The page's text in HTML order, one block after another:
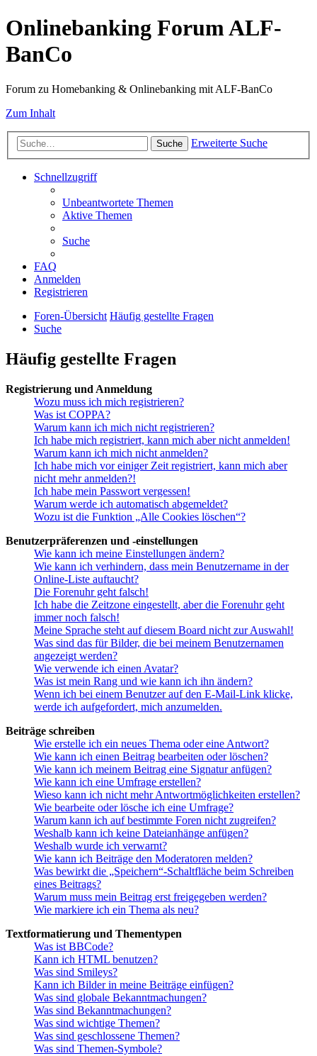
Onlinebanking Forum ALF-
BanCo
Forum zu Homebanking & Onlinebanking mit ALF-BanCo
Zum Inhalt
Suche Erweiterte Suche
Schnellzugriff
Unbeantwortete Themen
Aktive Themen
Suche
FAQ
Anmelden
Registrieren
Foren-Übersicht Häufig gestellte Fragen
Suche
Häufig gestellte Fragen
Registrierung und Anmeldung
Wozu muss ich mich registrieren?
Was ist COPPA?
Warum kann ich mich nicht registrieren?
Ich habe mich registriert, kann mich aber nicht anmelden!
Warum kann ich mich nicht anmelden?
Ich habe mich vor einiger Zeit registriert, kann mich aber
nicht mehr anmelden?!
Ich habe mein Passwort vergessen!
Warum werde ich automatisch abgemeldet?
Wozu ist die Funktion „Alle Cookies löschen“?
Benutzerpräferenzen und -einstellungen
Wie kann ich meine Einstellungen ändern?
Wie kann ich verhindern, dass mein Benutzername in der
Online-Liste auftaucht?
Die Forenuhr geht falsch!
Ich habe die Zeitzone eingestellt, aber die Forenuhr geht
immer noch falsch!
Meine Sprache steht auf diesem Board nicht zur Auswahl!
Was sind das für Bilder, die bei meinem Benutzernamen
angezeigt werden?
Wie verwende ich einen Avatar?
Was ist mein Rang und wie kann ich ihn ändern?
Wenn ich bei einem Benutzer auf den E-Mail-Link klicke,
werde ich aufgefordert, mich anzumelden.
Beiträge schreiben
Wie erstelle ich ein neues Thema oder eine Antwort?
Wie kann ich einen Beitrag bearbeiten oder löschen?
Wie kann ich meinem Beitrag eine Signatur anfügen?
Wie kann ich eine Umfrage erstellen?
Wieso kann ich nicht mehr Antwortmöglichkeiten erstellen?
Wie bearbeite oder lösche ich eine Umfrage?
Warum kann ich auf bestimmte Foren nicht zugreifen?
Weshalb kann ich keine Dateianhänge anfügen?
Weshalb wurde ich verwarnt?
Wie kann ich Beiträge den Moderatoren melden?
Was bewirkt die „Speichern“-Schaltfläche beim Schreiben
eines Beitrags?
Warum muss mein Beitrag erst freigegeben werden?
Wie markiere ich ein Thema als neu?
Textformatierung und Thementypen
Was ist BBCode?
Kann ich HTML benutzen?
Was sind Smileys?
Kann ich Bilder in meine Beiträge einfügen?
Was sind globale Bekanntmachungen?
Was sind Bekanntmachungen?
Was sind wichtige Themen?
Was sind geschlossene Themen?
Was sind Themen-Symbole?